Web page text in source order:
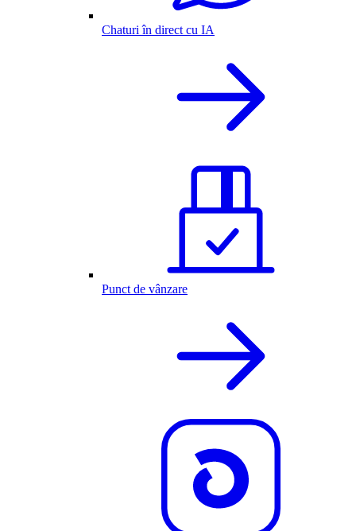
Chaturi în direct cu IA
Punct de vânzare